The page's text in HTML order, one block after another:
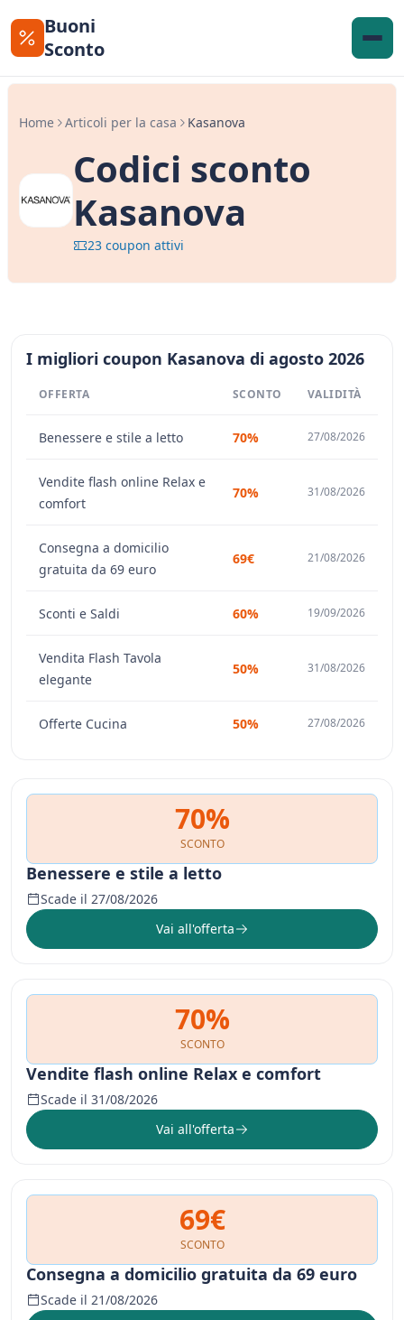
Buoni
Sconto
Home Articoli per la casa Kasanova
Codici sconto
Kasanova
23 coupon attivi
I migliori coupon Kasanova di agosto 2026
OFFERTA SCONTO VALIDITÀ
Benessere e stile a letto 70% 27/08/2026
Vendite flash online Relax e
comfort
70% 31/08/2026
Consegna a domicilio
gratuita da 69 euro
69€ 21/08/2026
Sconti e Saldi 60% 19/09/2026
Vendita Flash Tavola
elegante
50% 31/08/2026
Offerte Cucina 50% 27/08/2026
70%
SCONTO
Benessere e stile a letto
Scade il 27/08/2026
Vai all'offerta
70%
SCONTO
Vendite flash online Relax e comfort
Scade il 31/08/2026
Vai all'offerta
69€
SCONTO
Consegna a domicilio gratuita da 69 euro
Scade il 21/08/2026